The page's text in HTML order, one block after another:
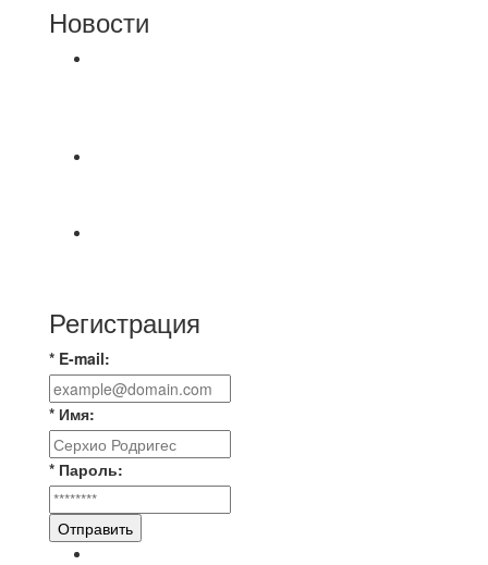
Новости
Регистрация
* E-mail:
* Имя:
* Пароль:
Отправить